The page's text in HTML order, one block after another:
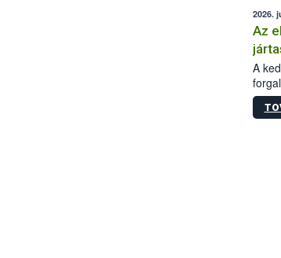
2026.
Az
A